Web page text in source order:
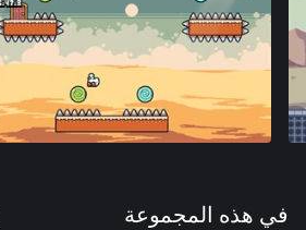
في هذه المجموعة